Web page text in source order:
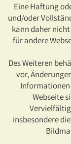
Eine Haftung
und/oder
kann daher
für andere
Des Weiteren
vor,
Webseite
insbesondere